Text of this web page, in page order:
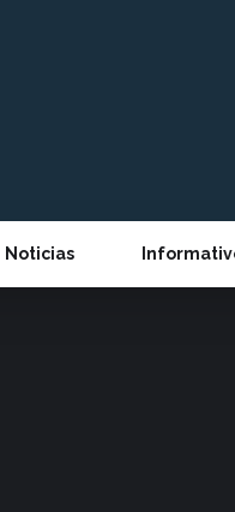
Noticias